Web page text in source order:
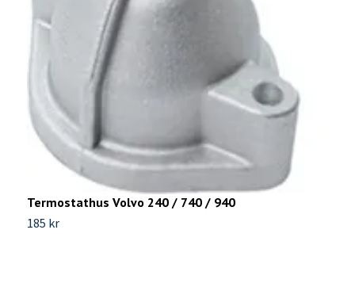
Termostathus Volvo 240 / 740 / 940
185 kr